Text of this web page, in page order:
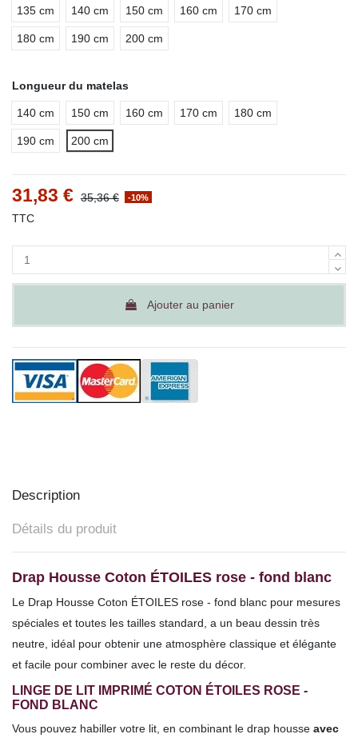
135 cm 140 cm 150 cm 160 cm 170 cm
180 cm 190 cm 200 cm
Longueur du matelas
140 cm 150 cm 160 cm 170 cm 180 cm
190 cm 200 cm
31,83 € 35,36 € -10%
TTC
Ajouter au panier
Description
Détails du produit
Drap Housse Coton ÉTOILES rose - fond blanc
Le Drap Housse Coton ÉTOILES rose - fond blanc pour mesures
spéciales et toutes les tailles standard, a un beau dessin très
neutre, idéal pour obtenir une atmosphère classique et élégante
et facile pour combiner avec le reste du décor.
LINGE DE LIT IMPRIMÉ COTON ÉTOILES ROSE -
FOND BLANC
Vous pouvez habiller votre lit, en combinant le drap housse avec